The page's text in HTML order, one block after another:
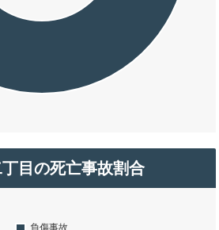
目の死亡事故割合